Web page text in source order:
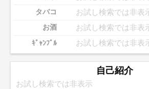
タバコ お試し検索では非表
お酒 お試し検索では非表
ｷﾞｬﾝﾌﾞﾙ お試し検索では非表
自己紹介
お試し検索では非表示